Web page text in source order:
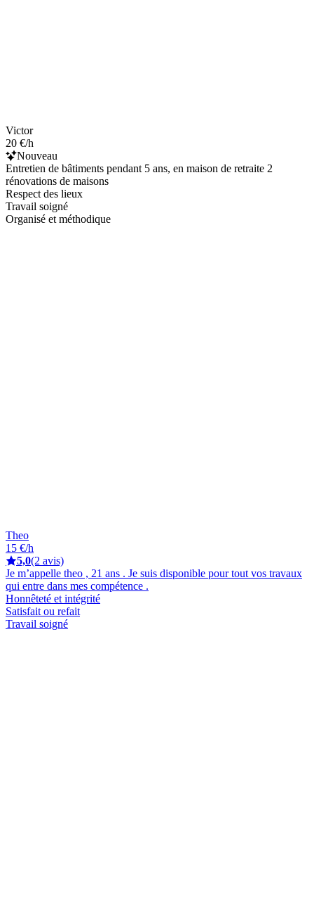
Victor
20 €/h
Nouveau
Entretien de bâtiments pendant 5 ans, en maison de retraite 2
rénovations de maisons
Respect des lieux
Travail soigné
Organisé et méthodique
Theo
15 €/h
5,0(2 avis)
Je m’appelle theo , 21 ans . Je suis disponible pour tout vos travaux
qui entre dans mes compétence .
Honnêteté et intégrité
Satisfait ou refait
Travail soigné